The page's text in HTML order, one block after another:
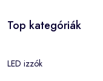
Top kategóriák
LED izzók